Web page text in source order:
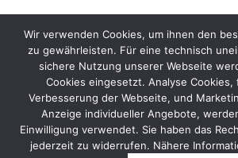
Schlagworte
Wir verwenden Cookies, um ihnen den
zu gewährleisten. Für eine technisch
sichere Nutzung unserer Webseite
Cookies eingesetzt. Analyse
Verbesserung der Webseite, und
Anzeige individueller Angebote,
Einwilligung verwendet. Sie haben das
jederzeit zu widerrufen. Nähere